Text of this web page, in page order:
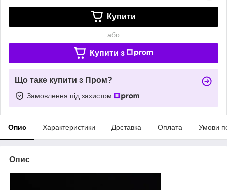
Купити
або
Купити з
Що таке купити з Пром?
Замовлення під захистом
Опис Характеристики Доставка Оплата Умови
Опис